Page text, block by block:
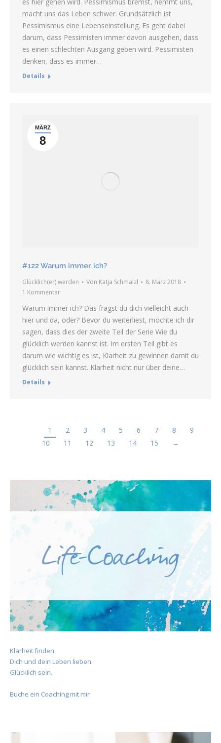
macht uns das Leben schwer. Grundsätzlich ist
Pessimismus eine Lebenseinstellung. Es geht dabei
darum, dass Pessimisten immer davon ausgehen, dass
es einen schlechten Ausgang geben wird. Pessimisten
denken, dass es immer…
Details
MÄRZ
8
#122 Warum immer ich?
Glücklich(er) werden Von Katja Schmalzl
8. März 2018
1 Kommentar
Warum immer ich? Das fragst du dich vielleicht auch
hier und da, oder? Bevor du weiterliest, möchte ich dir
sagen, dass dies der zweite Teil der Serie Wie du
glücklich werden kannst ist. Im ersten Teil gibt es
darum wie wichtig es ist, Klarheit zu gewinnen damit du
glücklich sein kannst. Klarheit nicht nur über deine…
Details
1 2 3 4 5 6 7 8
9
10
11 12 13 14 15 →
Klarheit finden.
Dich und dein Leben lieben.
Glücklich sein.
Buche ein Coaching mit mir